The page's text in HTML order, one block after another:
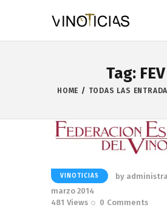
Tag: FEV
HOME TODAS LAS
VINOTICIAS by
marzo 2014
481 Views 0 Comments